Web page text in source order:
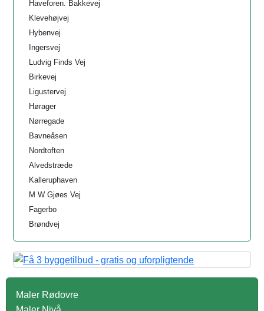
Haveforen. Bakkevej
Klevehøjvej
Hybenvej
Ingersvej
Ludvig Finds Vej
Birkevej
Ligustervej
Hørager
Nørregade
Bavneåsen
Nordtoften
Alvedstræde
Kalleruphaven
M W Gjøes Vej
Fagerbo
Brøndvej
Maler Rødovre